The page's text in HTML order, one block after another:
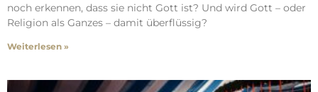
noch erkennen, dass sie nicht Gott ist? Und wird Gott – oder
Religion als Ganzes – damit überflüssig?
Weiterlesen »